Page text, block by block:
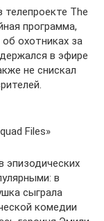
The
программа,
охотниках за
в эфире
не снискал
Files»
в
сыграла
комедии